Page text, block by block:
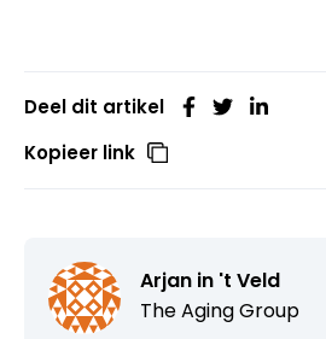
Deel dit artikel
Kopieer link
Arjan in 't Veld
The Aging Group